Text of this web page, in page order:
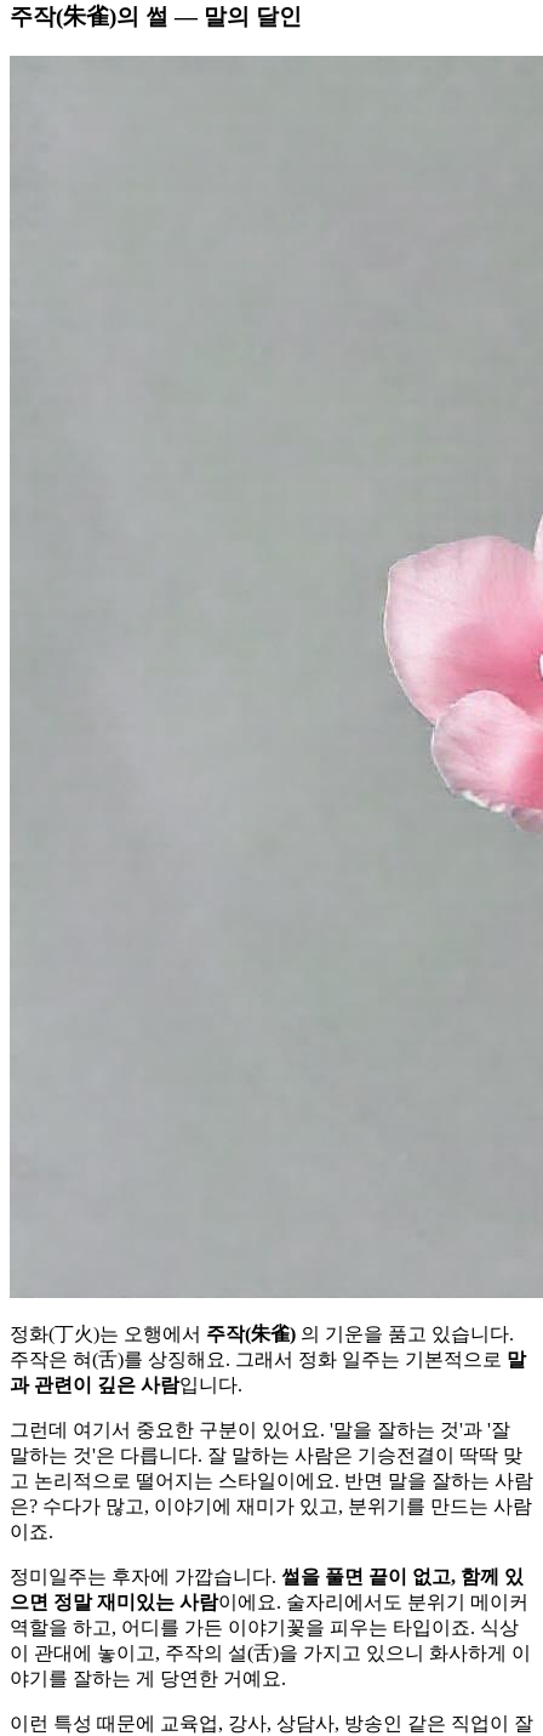
주작(朱雀)의 썰 — 말의 달인
정화(丁火)는 오행에서 주작(朱雀) 의 기운을 품고 있습니다.
주작은 혀(舌)를 상징해요. 그래서 정화 일주는 기본적으로 말
과 관련이 깊은 사람입니다.
그런데 여기서 중요한 구분이 있어요. '말을 잘하는 것'과 '잘
말하는 것'은 다릅니다. 잘 말하는 사람은 기승전결이 딱딱 맞
고 논리적으로 떨어지는 스타일이에요. 반면 말을 잘하는 사람
은? 수다가 많고, 이야기에 재미가 있고, 분위기를 만드는 사람
이죠.
정미일주는 후자에 가깝습니다. 썰을 풀면 끝이 없고, 함께 있
으면 정말 재미있는 사람이에요. 술자리에서도 분위기 메이커
역할을 하고, 어디를 가든 이야기꽃을 피우는 타입이죠. 식상
이 관대에 놓이고, 주작의 설(舌)을 가지고 있으니 화사하게 이
야기를 잘하는 게 당연한 거예요.
이런 특성 때문에 교육업, 강사, 상담사, 방송인 같은 직업이 잘